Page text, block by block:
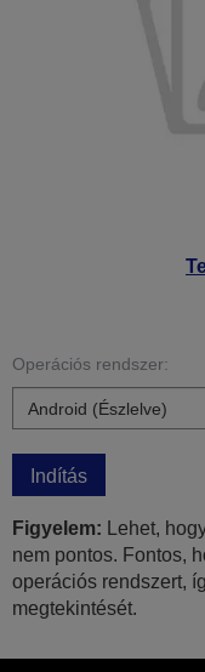
Operációs rendszer:
Indítás
Figyelem: Lehet,
nem pontos. Fontos,
operációs rendszert,
megtekintését.